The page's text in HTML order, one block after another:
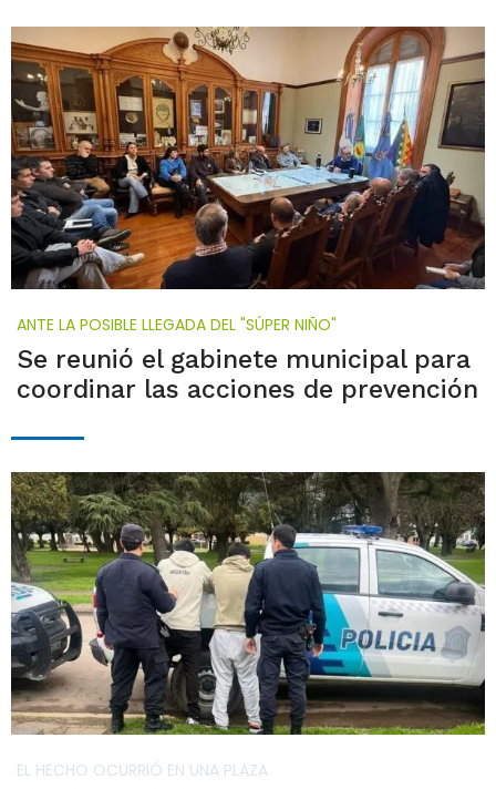
ANTE LA POSIBLE LLEGADA DEL "SÚPER NIÑO"
Se reunió el gabinete municipal para
coordinar las acciones de prevención
EL HECHO OCURRIÓ EN UNA PLAZA